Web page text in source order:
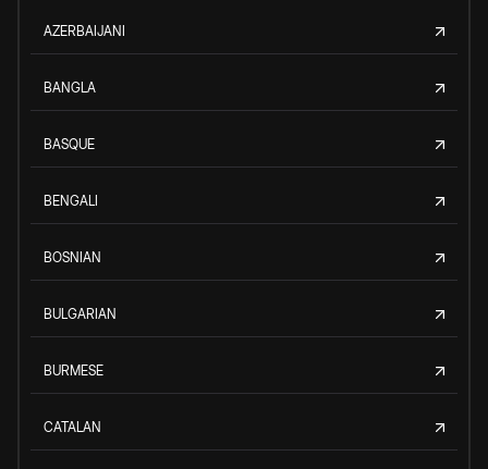
AZERBAIJANI
BANGLA
BASQUE
BENGALI
BOSNIAN
BULGARIAN
BURMESE
CATALAN